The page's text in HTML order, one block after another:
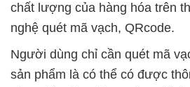
chất lượng của hàng hóa trên
nghệ quét mã vạch, QRcode.
Người dùng chỉ cần quét mã
sản phẩm là có thể có được